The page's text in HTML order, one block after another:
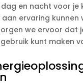
en nacht voor je
ervaring kunnen
we ervoor dat
kunt maken